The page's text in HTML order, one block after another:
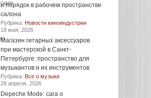
и порядок в рабочем пространстве
салона
Рубрика: Новости киноиндустрии
18 мая, 2026
Магазин гитарных аксессуаров
при мастерской в Санкт-
Петербурге: пространство для
музыкантов и их инструментов
Рубрика: Все о музыке
28 апреля, 2026
Depeche Mode: сага о